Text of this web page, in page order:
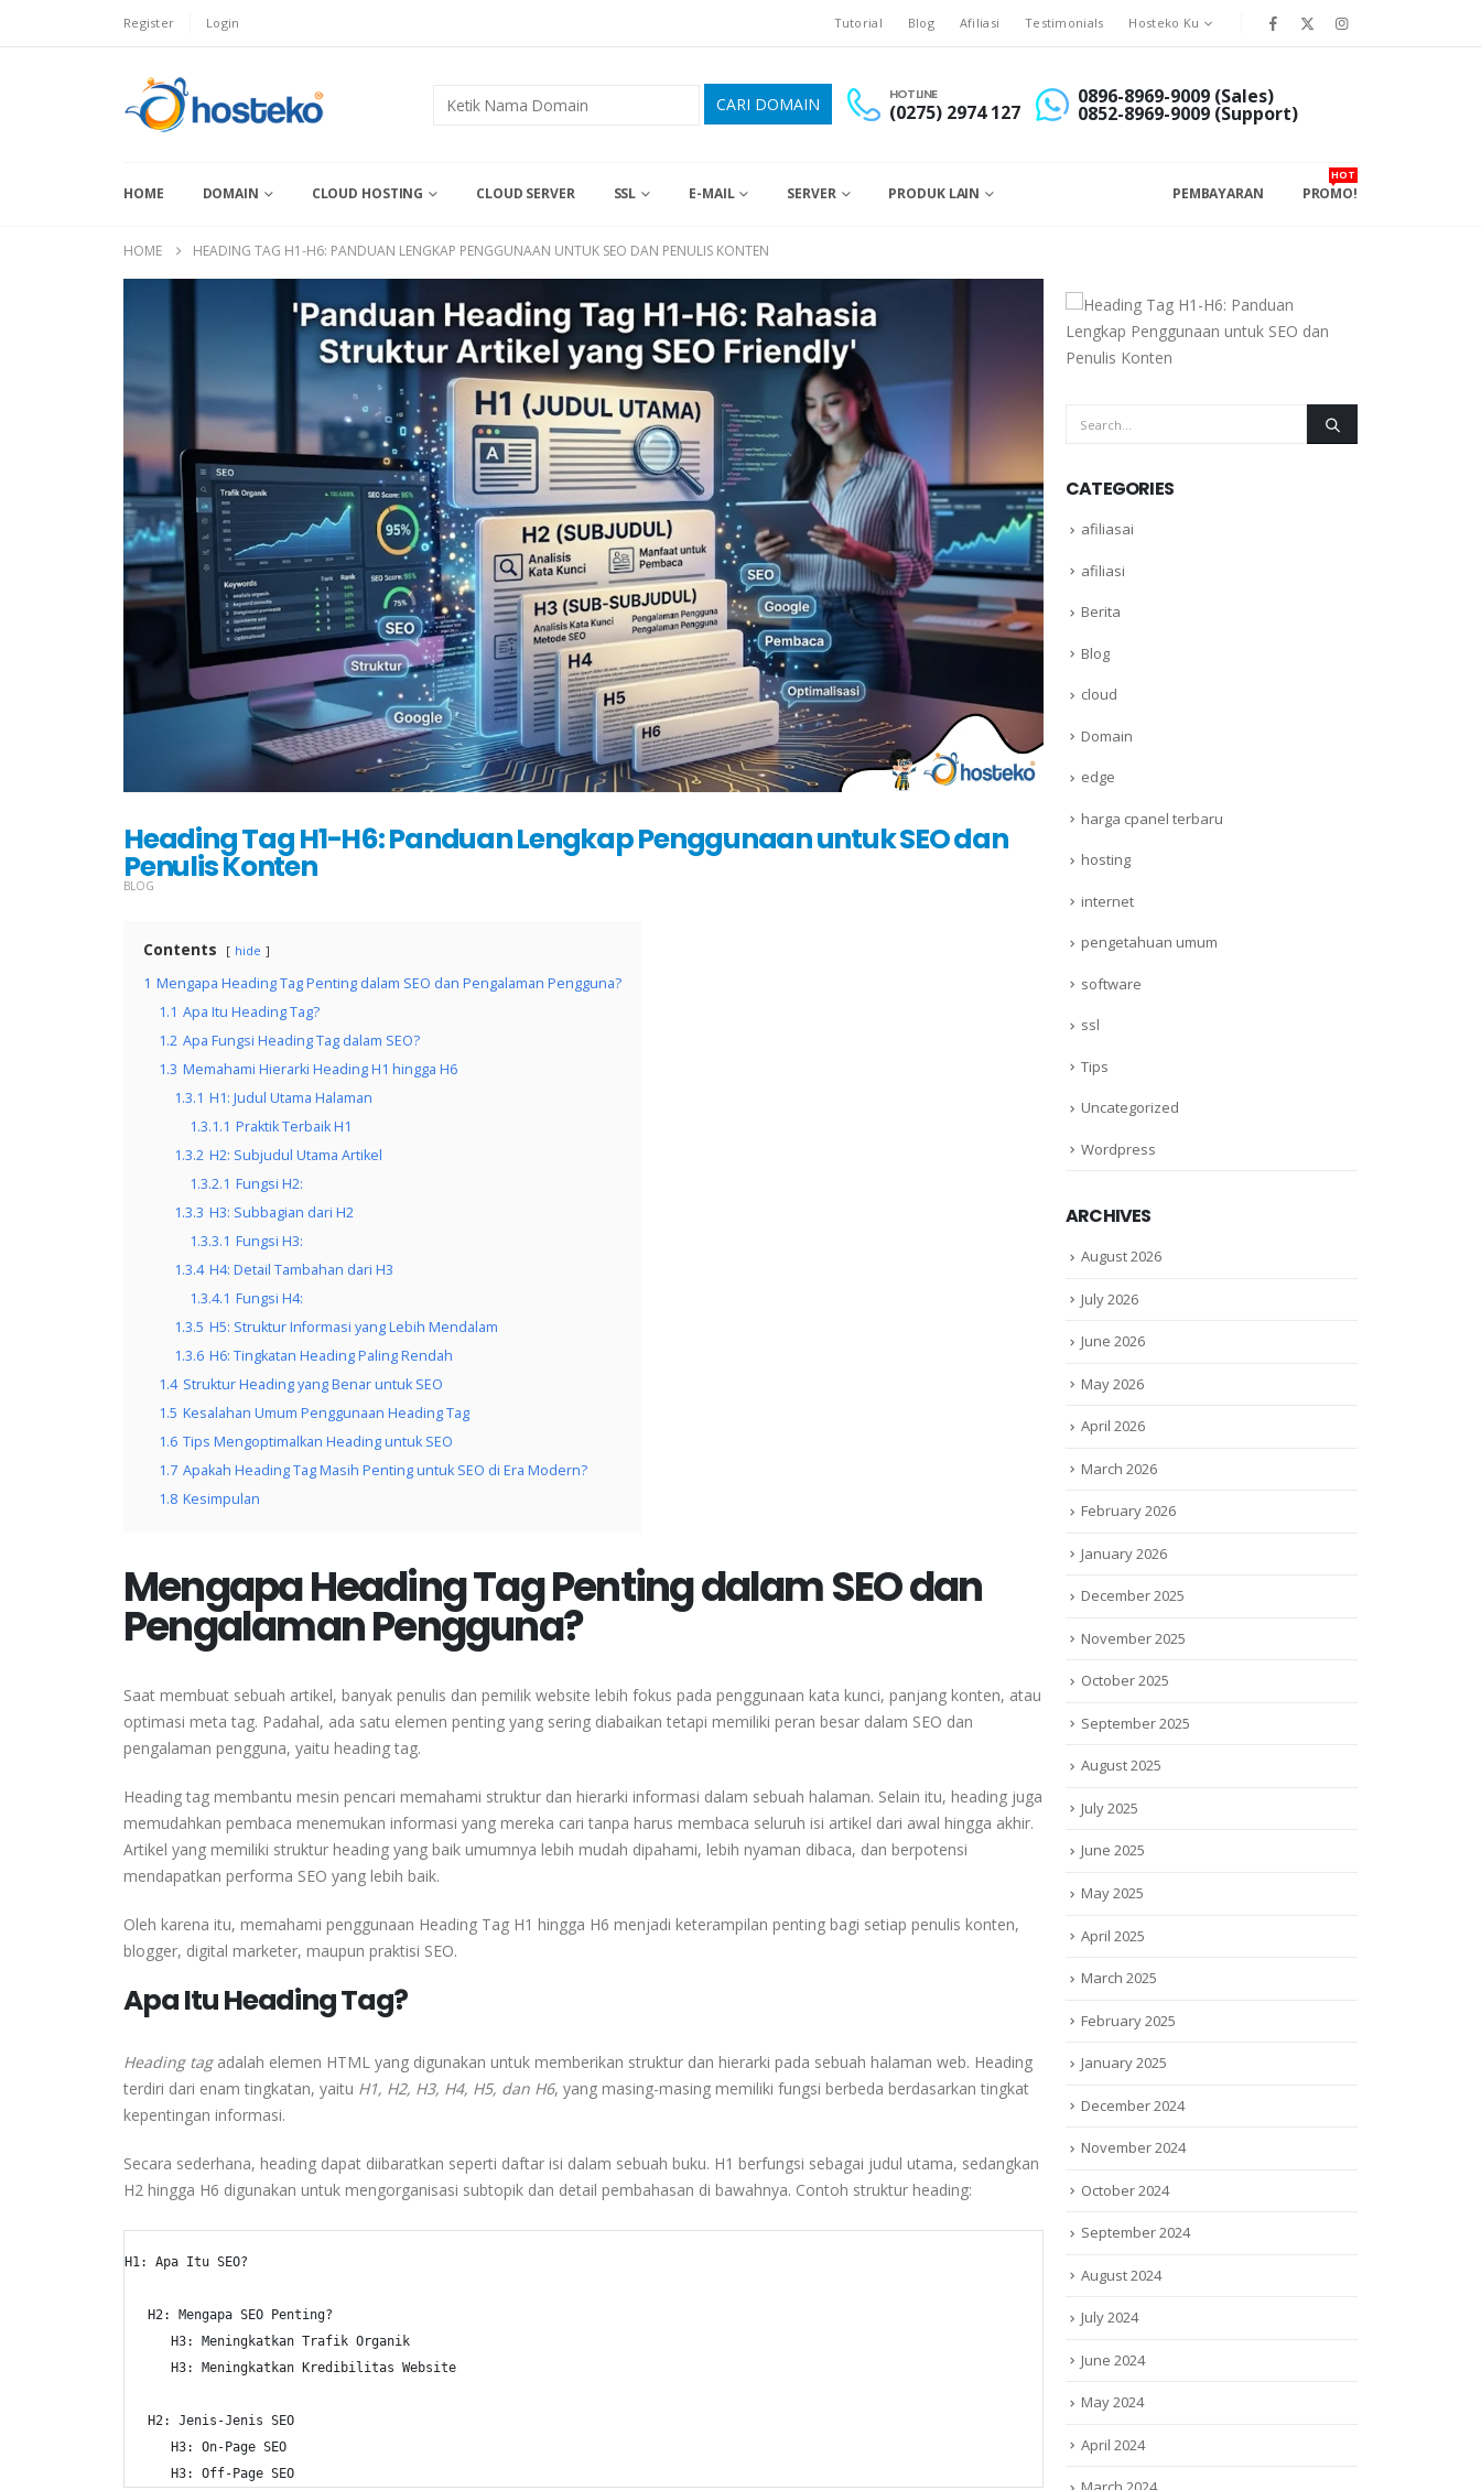
Register Login Tutorial Blog Afiliasi Testimonials Hosteko Ku
HOTLINE
(0275) 2974 127
0896-8969-9009 (Sales)
0852-8969-9009 (Support)
HOME DOMAIN CLOUD HOSTING CLOUD SERVER SSL E-MAIL SERVER PRODUK LAIN PEMBAYARAN PROMO!
HOT
HOME HEADING TAG H1-H6: PANDUAN LENGKAP PENGGUNAAN UNTUK SEO DAN PENULIS KONTEN
Heading Tag H1-H6: Panduan Lengkap Penggunaan untuk SEO dan
Penulis Konten
BLOG
Contents hide
1 Mengapa Heading Tag Penting dalam SEO dan Pengalaman Pengguna?
1.1 Apa Itu Heading Tag?
1.2 Apa Fungsi Heading Tag dalam SEO?
1.3 Memahami Hierarki Heading H1 hingga H6
1.3.1 H1: Judul Utama Halaman
1.3.1.1 Praktik Terbaik H1
1.3.2 H2: Subjudul Utama Artikel
1.3.2.1 Fungsi H2:
1.3.3 H3: Subbagian dari H2
1.3.3.1 Fungsi H3:
1.3.4 H4: Detail Tambahan dari H3
1.3.4.1 Fungsi H4:
1.3.5 H5: Struktur Informasi yang Lebih Mendalam
1.3.6 H6: Tingkatan Heading Paling Rendah
1.4 Struktur Heading yang Benar untuk SEO
1.5 Kesalahan Umum Penggunaan Heading Tag
1.6 Tips Mengoptimalkan Heading untuk SEO
1.7 Apakah Heading Tag Masih Penting untuk SEO di Era Modern?
1.8 Kesimpulan
Mengapa Heading Tag Penting dalam SEO dan
Pengalaman Pengguna?
Saat membuat sebuah artikel, banyak penulis dan pemilik website lebih fokus pada penggunaan kata kunci, panjang konten, atau
optimasi meta tag. Padahal, ada satu elemen penting yang sering diabaikan tetapi memiliki peran besar dalam SEO dan
pengalaman pengguna, yaitu heading tag.
Heading tag membantu mesin pencari memahami struktur dan hierarki informasi dalam sebuah halaman. Selain itu, heading juga
memudahkan pembaca menemukan informasi yang mereka cari tanpa harus membaca seluruh isi artikel dari awal hingga akhir.
Artikel yang memiliki struktur heading yang baik umumnya lebih mudah dipahami, lebih nyaman dibaca, dan berpotensi
mendapatkan performa SEO yang lebih baik.
Oleh karena itu, memahami penggunaan Heading Tag H1 hingga H6 menjadi keterampilan penting bagi setiap penulis konten,
blogger, digital marketer, maupun praktisi SEO.
Apa Itu Heading Tag?
Heading tagadalah elemen HTML yang digunakan untuk memberikan struktur dan hierarki pada sebuah halaman web. Heading
terdiri dari enam tingkatan, yaitu H1, H2, H3, H4, H5, dan H6, yang masing-masing memiliki fungsi berbeda berdasarkan tingkat
kepentingan informasi.
Secara sederhana, heading dapat diibaratkan seperti daftar isi dalam sebuah buku. H1 berfungsi sebagai judul utama, sedangkan
H2 hingga H6 digunakan untuk mengorganisasi subtopik dan detail pembahasan di bawahnya. Contoh struktur heading:
H1: Apa Itu SEO?
   H2: Mengapa SEO Penting?
      H3: Meningkatkan Trafik Organik
      H3: Meningkatkan Kredibilitas Website
   H2: Jenis-Jenis SEO
      H3: On-Page SEO
      H3: Off-Page SEO
CATEGORIES
afiliasai
afiliasi
Berita
Blog
cloud
Domain
edge
harga cpanel terbaru
hosting
internet
pengetahuan umum
software
ssl
Tips
Uncategorized
Wordpress
ARCHIVES
August 2026
July 2026
June 2026
May 2026
April 2026
March 2026
February 2026
January 2026
December 2025
November 2025
October 2025
September 2025
August 2025
July 2025
June 2025
May 2025
April 2025
March 2025
February 2025
January 2025
December 2024
November 2024
October 2024
September 2024
August 2024
July 2024
June 2024
May 2024
April 2024